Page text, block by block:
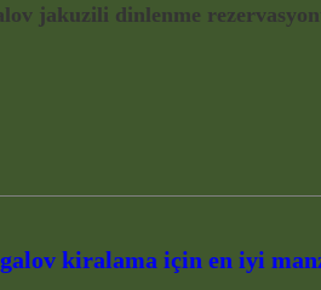
jakuzili dinlenme
kiralama için en iyi